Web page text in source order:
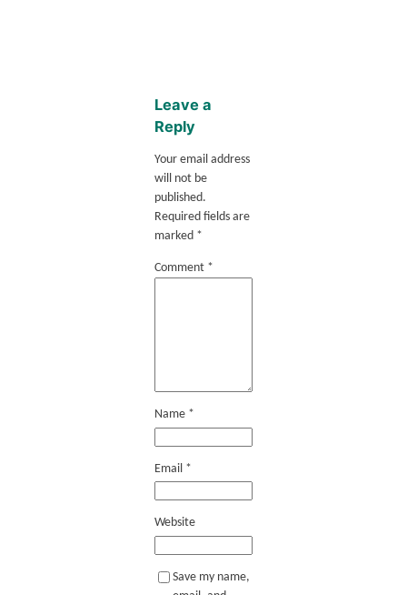
Leave a
Reply
Your email address
will not be
published.
Required fields are
marked *
Comment *
Name *
Email *
Website
Save my name,